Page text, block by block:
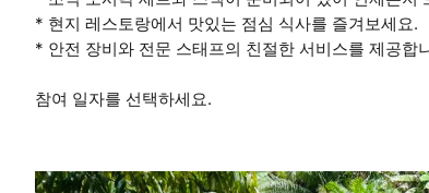
* 현지 레스토랑에서 맛있는 점심 식사를 즐겨보세요.
* 안전 장비와 전문 스태프의 친절한 서비스를 제공합
참여 일자를 선택하세요.